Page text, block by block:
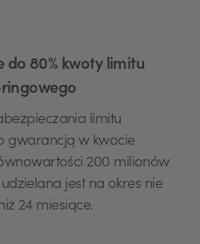
do 80% kwoty limitu
limitu
gwarancją w kwocie
200 milionów
jest na okres nie
24 miesiące.